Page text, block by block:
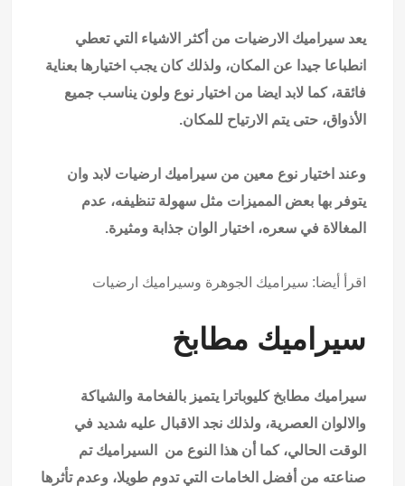
يعد سيراميك الارضيات من أكثر الاشياء التي تعطي
انطباعا جيدا عن المكان، ولذلك كان يجب اختيارها بعناية
فائقة، كما لابد ايضا من اختيار نوع ولون يناسب جميع
الأذواق، حتى يتم الارتياح للمكان.
وعند اختيار نوع معين من سيراميك ارضيات لابد وان
يتوفر بها بعض المميزات مثل سهولة تنظيفه، عدم
المغالاة في سعره، اختيار الوان جذابة ومثيرة.
اقرأ أيضا: سيراميك الجوهرة وسيراميك ارضيات
سيراميك مطابخ
سيراميك مطابخ كليوباترا يتميز بالفخامة والشياكة
والالوان العصرية، ولذلك نجد الاقبال عليه شديد في
الوقت الحالي، كما أن هذا النوع من السيراميك تم
صناعته من أفضل الخامات التي تدوم طويلا، وعدم تأثرها